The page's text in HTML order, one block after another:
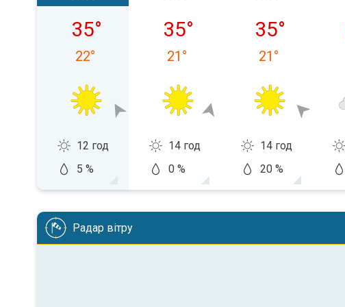
пʼятниця, 07.08
35°
22°
12 год
5 %
субота, 08.08
35°
21 °
14 год
0 %
неділя, 09.08
35°
21 °
14 год
20 %
Радар вітру